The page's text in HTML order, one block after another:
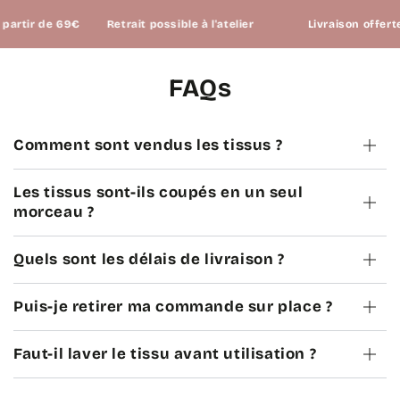
de 69€ Retrait possible à l'atelier Livraison offerte à
FAQs
Comment sont vendus les tissus ?
Les tissus sont-ils coupés en un seul
morceau ?
Quels sont les délais de livraison ?
Puis-je retirer ma commande sur place ?
Faut-il laver le tissu avant utilisation ?